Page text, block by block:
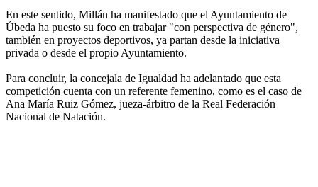
En este sentido, Millán ha manifestado que el Ayuntamiento de
Úbeda ha puesto su foco en trabajar "con perspectiva de género",
también en proyectos deportivos, ya partan desde la iniciativa
privada o desde el propio Ayuntamiento.
Para concluir, la concejala de Igualdad ha adelantado que esta
competición cuenta con un referente femenino, como es el caso de
Ana María Ruiz Gómez, jueza-árbitro de la Real Federación
Nacional de Natación.